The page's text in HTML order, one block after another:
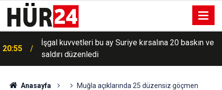
20:55
İşgal kuvvetleri bu ay Suriye kırsalına 20 baskın ve
saldırı düzenledi
Anasayfa
Muğla açıklarında 25 düzensiz göçmen